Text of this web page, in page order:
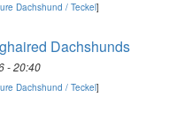
Dachshund / Teckel]
Dachshunds
- 20:40
Dachshund / Teckel]